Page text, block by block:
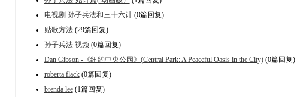
电视剧 孙子兵法和三十六计(0篇回复)
贴歌方法(29篇回复)
孙子兵法 视频(0篇回复)
Dan Gibson -《纽约中央公园》(Central Park: A Peaceful Oasis in the City)(0篇回复)
roberta flack(0篇回复)
brenda lee(1篇回复)